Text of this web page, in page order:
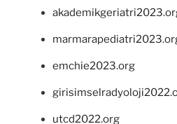
emchie2023.org
utcd2022.org